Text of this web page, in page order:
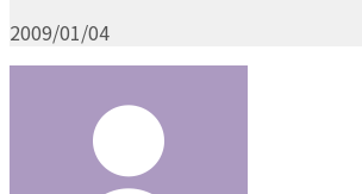
2009/01/04